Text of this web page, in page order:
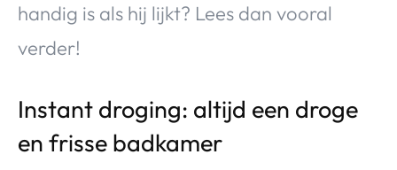
handig is als hij lijkt? Lees dan vooral
verder!
Instant droging: altijd een droge
en frisse badkamer